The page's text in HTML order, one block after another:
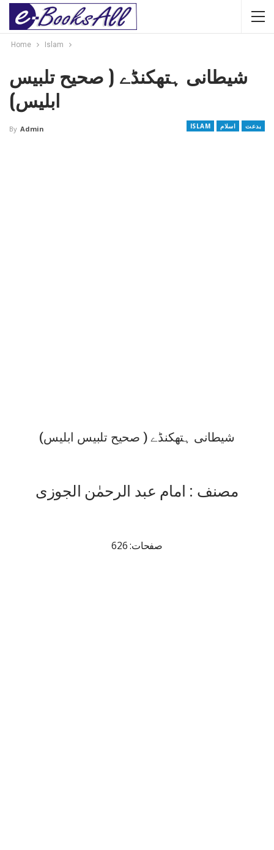
Home Islam
شیطانی ہتھکنڈے ( صحیح تلبیس
ابلیس)
ISLAM اسلام بدعت By Admin
شیطانی ہتھکنڈے ( صحیح تلبیس ابلیس)
مصنف : امام عبد الرحمٰن الجوزی
صفحات: 626